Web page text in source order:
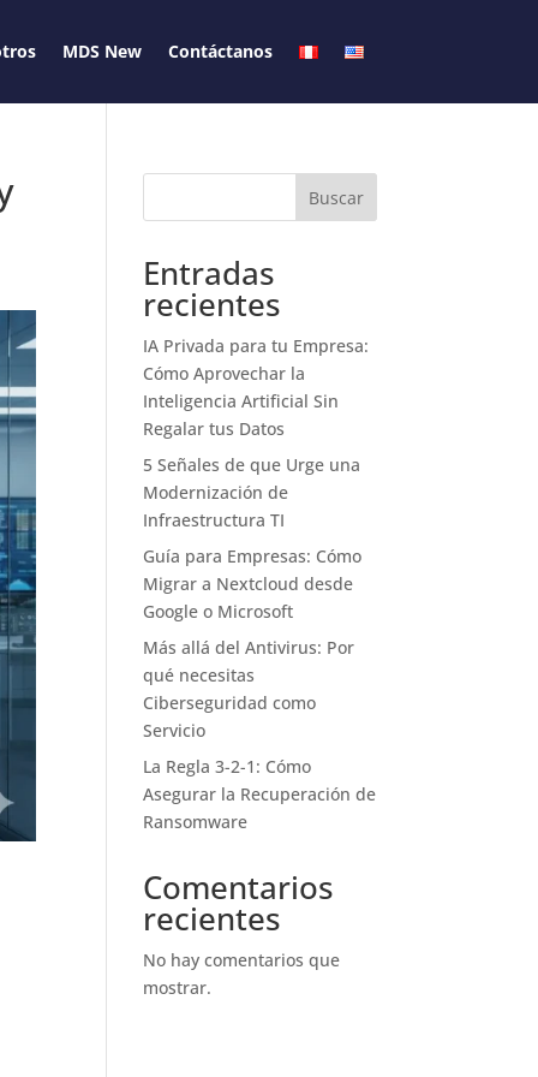
MDS New Contáctanos
Buscar
Entradas
recientes
IA Privada para tu Empresa:
Cómo Aprovechar la
Inteligencia Artificial Sin
Regalar tus Datos
5 Señales de que Urge una
Modernización de
Infraestructura TI
Guía para Empresas: Cómo
Migrar a Nextcloud desde
Google o Microsoft
Más allá del Antivirus: Por
qué necesitas
Ciberseguridad como
Servicio
La Regla 3-2-1: Cómo
Asegurar la Recuperación de
Ransomware
Comentarios
recientes
No hay comentarios que
mostrar.